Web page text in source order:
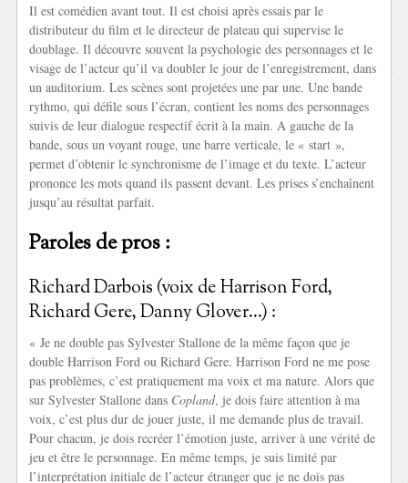
Il est comédien avant tout. Il est choisi après essais par le
distributeur du film et le directeur de plateau qui supervise le
doublage. Il découvre souvent la psychologie des personnages et le
visage de l’acteur qu’il va doubler le jour de l’enregistrement, dans
un auditorium. Les scènes sont projetées une par une. Une bande
rythmo, qui défile sous l’écran, contient les noms des personnages
suivis de leur dialogue respectif écrit à la main. A gauche de la
bande, sous un voyant rouge, une barre verticale, le « start »,
permet d’obtenir le synchronisme de l’image et du texte. L’acteur
prononce les mots quand ils passent devant. Les prises s’enchaînent
jusqu’au résultat parfait.
Paroles de pros :
Richard Darbois (voix de Harrison Ford,
Richard Gere, Danny Glover…) :
« Je ne double pas Sylvester Stallone de la même façon que je
double Harrison Ford ou Richard Gere. Harrison Ford ne me pose
pas problèmes, c’est pratiquement ma voix et ma nature. Alors que
sur Sylvester Stallone dans Copland, je dois faire attention à ma
voix, c’est plus dur de jouer juste, il me demande plus de travail.
Pour chacun, je dois recréer l’émotion juste, arriver à une vérité de
jeu et être le personnage. En même temps, je suis limité par
l’interprétation initiale de l’acteur étranger que je ne dois pas